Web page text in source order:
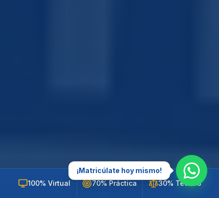
100% Virtual 70% Práctica 30% Teórico
¡Matricúlate hoy mismo!